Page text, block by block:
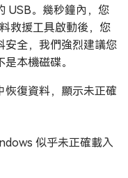
USB。幾秒鐘內，您
救援工具啟動後，您
安全，我們強烈建議您
本機磁碟。
恢復資料，顯示未正確
似乎未正確載入